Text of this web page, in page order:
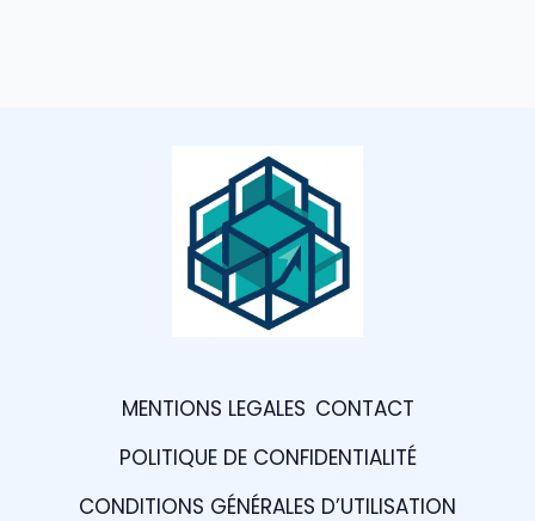
MENTIONS LEGALES CONTACT
POLITIQUE DE CONFIDENTIALITÉ
CONDITIONS GÉNÉRALES D’UTILISATION